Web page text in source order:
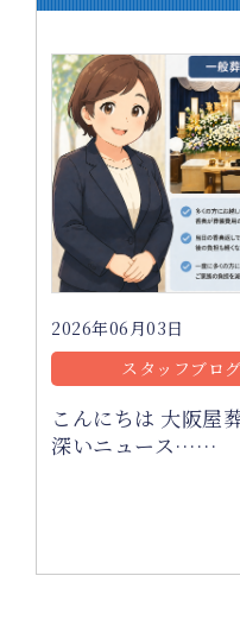
2026年06月03日
スタッフブログ
こんにちは 大阪屋
深いニュース……